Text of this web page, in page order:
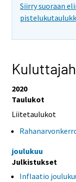
Siirry suoraan
2020
Taulukot
Liitetaulukot
joulukuu
Julkistukset
Inflaatio